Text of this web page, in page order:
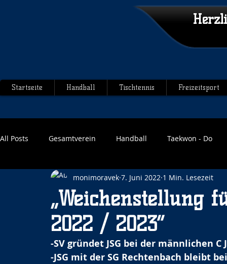
Startseite Handball Tischtennis Freizeitsport
All Posts Gesamtverein Handball Taekwon - Do
„Weichenstellung
2022 / 2023“
monimoravek 7. Juni 2022 1 Min. Lesezeit
-SV gründet JSG bei der männlichen C
-JSG mit der SG Rechtenbach bleibt